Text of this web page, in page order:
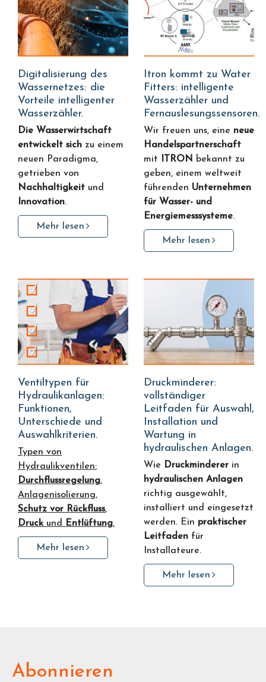
Digitalisierung des
Wassernetzes: die
Vorteile intelligenter
Wasserzähler.
Die Wasserwirtschaft
entwickelt sich zu einem
neuen Paradigma,
getrieben von
Nachhaltigkeit und
Innovation.
Mehr lesen
Itron kommt zu Water
Fitters: intelligente
Wasserzähler und
Fernauslesungssensoren.
Wir freuen uns, eine neue
Handelspartnerschaft
mit
ITRON bekannt zu
geben, einem weltweit
führenden Unternehmen
für Wasser- und
Energiemesssysteme.
Mehr lesen
Ventiltypen für
Hydraulikanlagen:
Funktionen,
Unterschiede und
Auswahlkriterien.
Typen von
Hydraulikventilen:
Durchflussregelung,
Anlagenisolierung,
Schutz vor Rückfluss,
Druck und Entlüftung.
Mehr lesen
Druckminderer:
vollständiger
Leitfaden für Auswahl,
Installation und
Wartung in
hydraulischen Anlagen.
Wie Druckminderer in
hydraulischen Anlagen
richtig ausgewählt,
installiert und eingesetzt
werden. Ein praktischer
Leitfaden für
Installateure.
Mehr lesen
Abonnieren